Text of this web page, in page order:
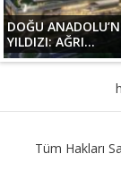
DOĞU
YILDIZI: AĞRI...
Tüm Hakları